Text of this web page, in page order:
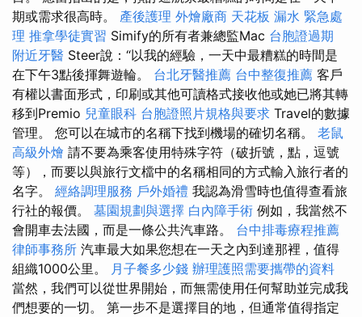
期或需求很高時。 產後護理 外燴廠商 天花板 漏水 緊急處
理 推拿學徒實習 Simify的所有者兼總監Mac 台胞證過期
附近牙醫 Steer說：“以我的經驗，一天中最糟糕的時間是
在下午3點後揮舞遊輪。 台北牙醫推薦 台中整復推薦 客戶
有權以書面形式，印刷或其他可讀格式接收他或她已將其轉
移到Premio 兒童眼科 台胞證照片規格與要求 Travel的數據
管理。 您可以在城市的名稱下找到機場的確切名稱。 老鼠
高級外燴 請不要為乘客使用特殊字符（破折號，點，逗號
等），而要以與旅行文檔中的名稱相同的方式輸入旅行者的
名字。 經絡調理服務 戶外婚禮 我認為滑雪時也值得查看旅
行社的報價。 墓園規劃與選擇 白內障手術 例如，我當然不
會開車去法國，而是一條公共汽車路。 台中排毒療程推薦
律師事務所 汽車最大如果您想在一天之內到達那裡，值得
組織1000公里。
月子餐多少錢 辦理護照需要攜帶的資料
當然，我們可以從世界開始，而無需使用任何幫助並完成我
們想要的一切。 第一步不是選擇目的地，但通常值得指定